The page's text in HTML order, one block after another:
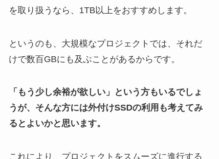
を取り扱うなら、1TB以上をおすすめします。
というのも、大規模なプロジェクトでは、それだ
けで数百GBにも及ぶことがあるからです。
「もう少し余裕が欲しい」という方もいるでしょ
うが、そんな方には外付けSSDの利用も考えてみ
るとよいかと思います。
これにより、プロジェクトをスムーズに進行する